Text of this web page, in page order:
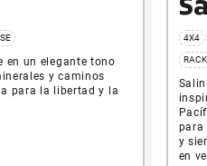
en un elegante tono
y caminos
para la libertad y la
4X4
para
y
en